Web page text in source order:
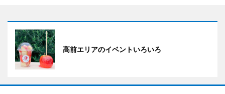
高前エリアのイベントいろいろ